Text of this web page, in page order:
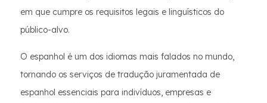
em que cumpre os requisitos legais e linguísticos do
público-alvo.
O espanhol é um dos idiomas mais falados no mundo,
tornando os serviços de tradução juramentada de
espanhol essenciais para indivíduos, empresas e